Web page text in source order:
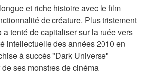
et riche histoire avec le film
de créature. Plus tristement
a tenté de capitaliser sur la ruée vers
intellectuelle des années 2010 en
à succès "Dark Universe"
ses monstres de cinéma